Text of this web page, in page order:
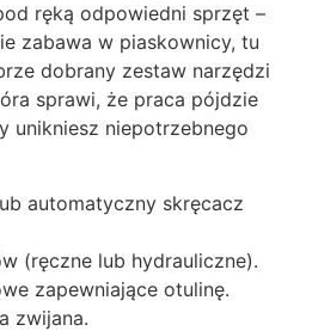
ręką odpowiedni sprzęt –
zabawa w piaskownicy, tu
dobrany zestaw narzędzi
sprawi, że praca pójdzie
unikniesz niepotrzebnego
automatyczny skręcacz
(ręczne lub hydrauliczne).
zapewniające otulinę.
zwijana.